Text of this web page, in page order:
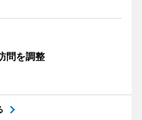
問を調整